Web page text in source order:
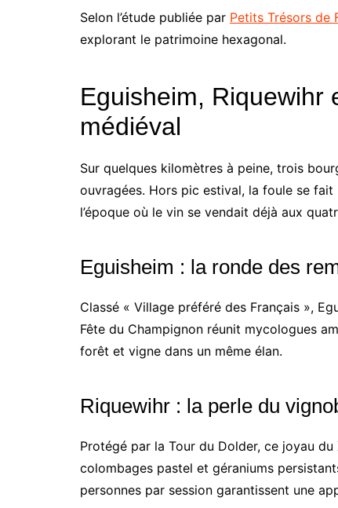
Selon l’étude publiée par Petits Trésors de
explorant le patrimoine hexagonal.
Eguisheim, Riquewihr
médiéval
Sur quelques kilomètres à peine, trois
ouvragées. Hors pic estival, la foule se
l’époque où le vin se vendait déjà aux
Eguisheim : la ronde des
Classé « Village préféré des Français »,
Fête du Champignon réunit mycologues
forêt et vigne dans un même élan.
Riquewihr : la perle du
Protégé par la Tour du Dolder, ce joyau du
colombages pastel et géraniums
personnes par session garantissent une